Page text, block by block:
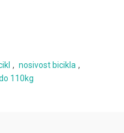
, nosivost bicikla ,
110kg